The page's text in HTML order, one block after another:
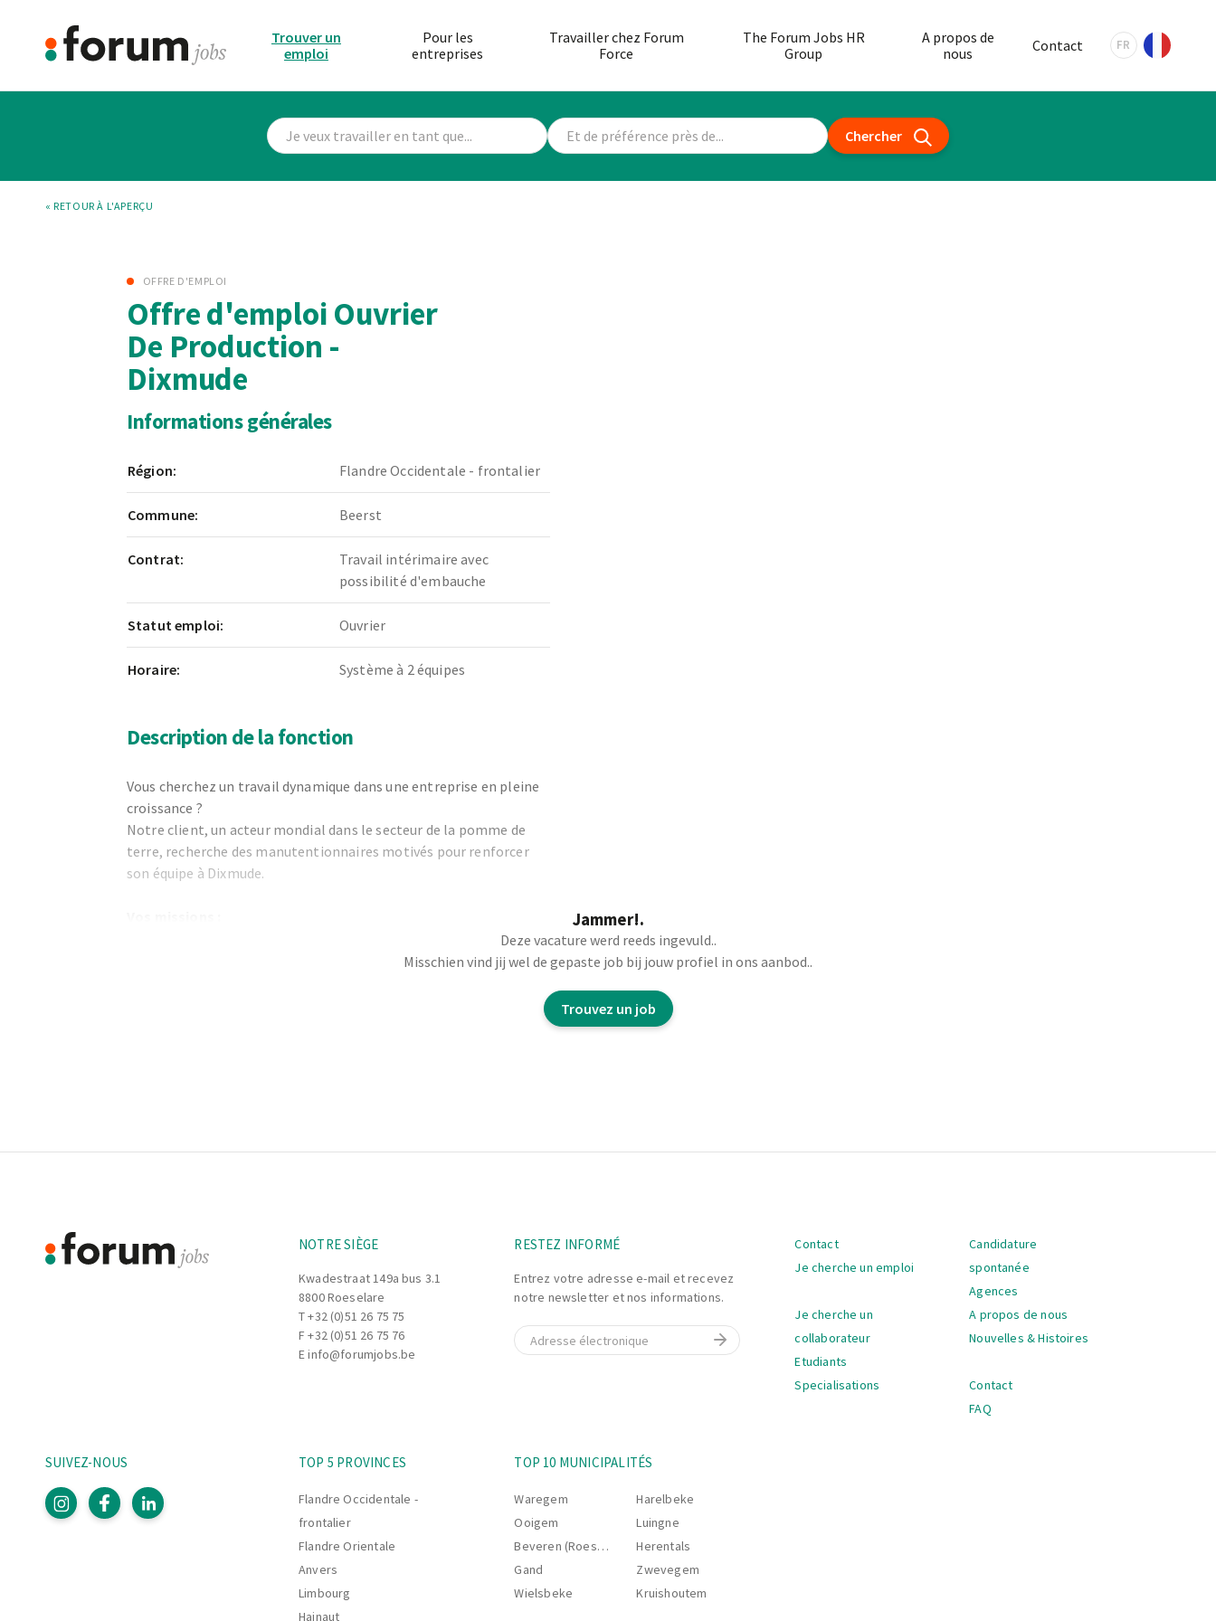
Trouver un
emploi
Pour les
entreprises
Travailler chez Forum
Force
The Forum Jobs HR
Group
A propos de
nous
Contact FR
Chercher
« RETOUR À L'APERÇU
OFFRE D'EMPLOI
Offre d'emploi Ouvrier
De Production -
Dixmude
Informations générales
Région: Flandre Occidentale - frontalier
Commune: Beerst
Contrat:
Travail intérimaire avec
possibilité d'embauche
Statut emploi: Ouvrier
Horaire: Système à 2 équipes
Description de la fonction
Vous cherchez un travail dynamique dans une entreprise en pleine
croissance ?
Notre client, un acteur mondial dans le secteur de la pomme de
terre, recherche des manutentionnaires motivés pour renforcer
son équipe à Dixmude.
Jammer!.
Deze vacature werd reeds ingevuld..
Misschien vind jij wel de gepaste job bij jouw profiel in ons aanbod..
Trouvez un job
NOTRE SIÈGE
Kwadestraat 149a bus 3.1
8800 Roeselare
T+32 (0)51 26 75 75
F +32 (0)51 26 75 76
Einfo@forumjobs.be
RESTEZ INFORMÉ
Entrez votre adresse e-mail et recevez
notre newsletter et nos informations.
E-mail
La
Contact
Je cherche un emploi
Je cherche un
collaborateur
Etudiants
Specialisations
Candidature
spontanée
Agences
A propos de nous
Nouvelles & Histoires
Contact
FAQ
TOP 5 PROVINCES
Flandre Occidentale -
frontalier
Flandre Orientale
Anvers
Limbourg
Hainaut
TOP 10 MUNICIPALITÉS
Waregem
Ooigem
Beveren (Roeselare)
Gand
Wielsbeke
Harelbeke
Luingne
Herentals
Zwevegem
Kruishoutem
SUIVEZ-NOUS